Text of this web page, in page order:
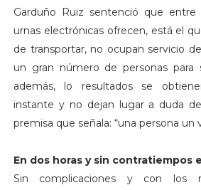
Garduño Ruiz sentenció que entre
urnas electrónicas ofrecen, está el
de transportar, no ocupan servicio
un gran número de personas para
además, lo resultados se
instante y no dejan lugar a duda
premisa que señala: “una persona un
En dos horas y sin contratiempos
Sin complicaciones y con los